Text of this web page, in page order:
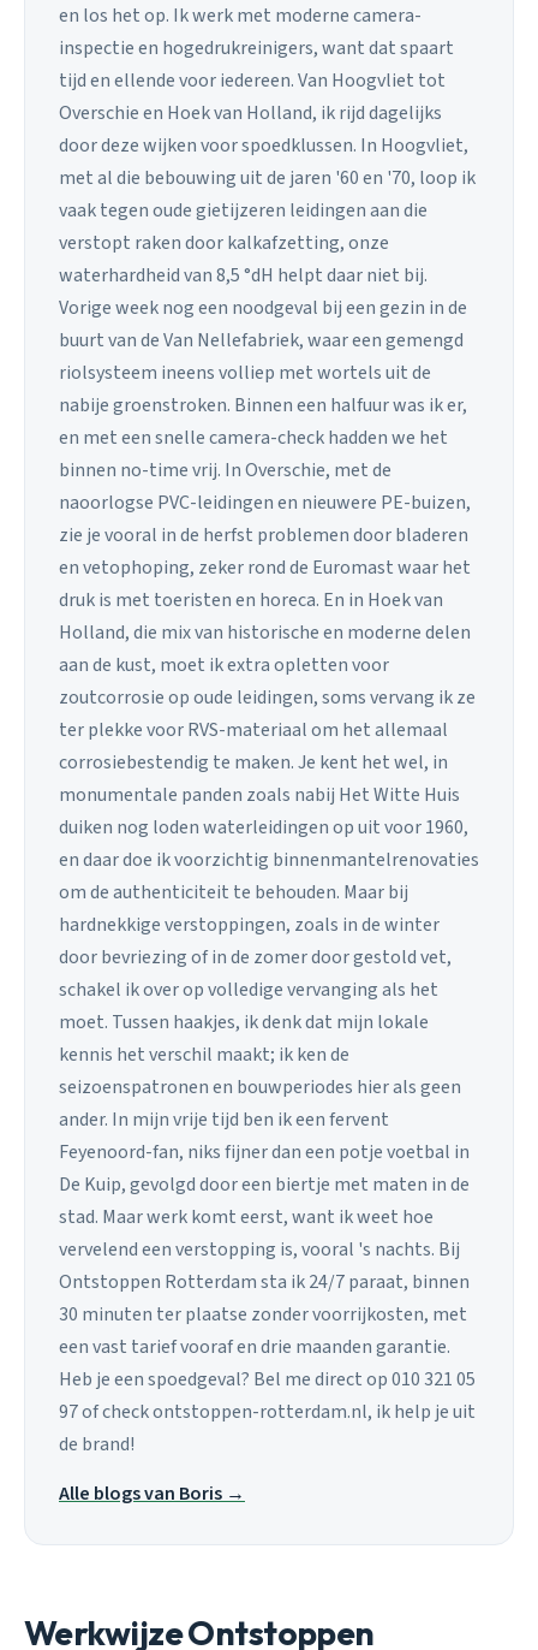
en los het op. Ik werk met moderne camera-
inspectie en hogedrukreinigers, want dat spaart
tijd en ellende voor iedereen. Van Hoogvliet tot
Overschie en Hoek van Holland, ik rijd dagelijks
door deze wijken voor spoedklussen. In Hoogvliet,
met al die bebouwing uit de jaren '60 en '70, loop ik
vaak tegen oude gietijzeren leidingen aan die
verstopt raken door kalkafzetting, onze
waterhardheid van 8,5 °dH helpt daar niet bij.
Vorige week nog een noodgeval bij een gezin in de
buurt van de Van Nellefabriek, waar een gemengd
riolsysteem ineens volliep met wortels uit de
nabije groenstroken. Binnen een halfuur was ik er,
en met een snelle camera-check hadden we het
binnen no-time vrij. In Overschie, met de
naoorlogse PVC-leidingen en nieuwere PE-buizen,
zie je vooral in de herfst problemen door bladeren
en vetophoping, zeker rond de Euromast waar het
druk is met toeristen en horeca. En in Hoek van
Holland, die mix van historische en moderne delen
aan de kust, moet ik extra opletten voor
zoutcorrosie op oude leidingen, soms vervang ik ze
ter plekke voor RVS-materiaal om het allemaal
corrosiebestendig te maken. Je kent het wel, in
monumentale panden zoals nabij Het Witte Huis
duiken nog loden waterleidingen op uit voor 1960,
en daar doe ik voorzichtig binnenmantelrenovaties
om de authenticiteit te behouden. Maar bij
hardnekkige verstoppingen, zoals in de winter
door bevriezing of in de zomer door gestold vet,
schakel ik over op volledige vervanging als het
moet. Tussen haakjes, ik denk dat mijn lokale
kennis het verschil maakt; ik ken de
seizoenspatronen en bouwperiodes hier als geen
ander. In mijn vrije tijd ben ik een fervent
Feyenoord-fan, niks fijner dan een potje voetbal in
De Kuip, gevolgd door een biertje met maten in de
stad. Maar werk komt eerst, want ik weet hoe
vervelend een verstopping is, vooral 's nachts. Bij
Ontstoppen Rotterdam sta ik 24/7 paraat, binnen
30 minuten ter plaatse zonder voorrijkosten, met
een vast tarief vooraf en drie maanden garantie.
Heb je een spoedgeval? Bel me direct op 010 321 05
97 of check ontstoppen-rotterdam.nl, ik help je uit
de brand!
Alle blogs van Boris →
Werkwijze Ontstoppen